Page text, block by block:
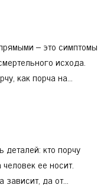
– это симптомы
исхода.
как порча на…
кто порчу
ее носит.
зависит, да от…